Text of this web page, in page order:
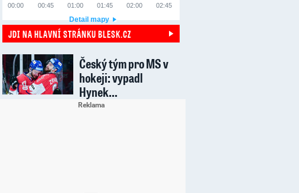
02:45
02:00
01:45
01:00
00:45
00:00
Detail mapy
JDI NA HLAVNÍ STRÁNKU BLESK.CZ
Český tým pro MS v
hokeji: vypadl
Hynek…